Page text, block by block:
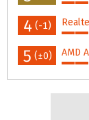
59%
4 (-1)
54%
5 (±0) AMD
49%